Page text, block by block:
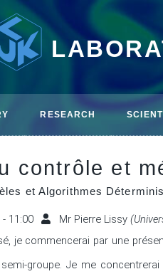
RESEARCH
contrôle et
et Algorithmes
11:00 Mr Pierre Lissy
je commencerai par une
groupe. Je me